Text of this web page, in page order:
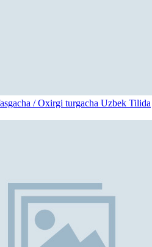
/ Oxirgi turgacha Uzbek Tilida